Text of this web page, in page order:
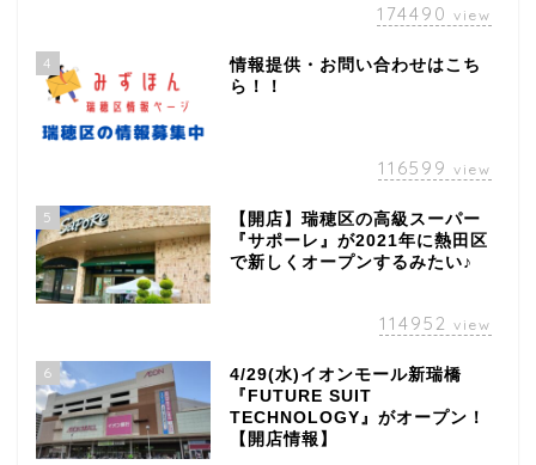
174490 view
4
情報提供・お問い合わせはこち
ら！！
116599 view
5
【開店】瑞穂区の高級スーパー
『サポーレ』が2021年に熱田区
で新しくオープンするみたい♪
114952 view
6
4/29(水)イオンモール新瑞橋
『FUTURE SUIT
TECHNOLOGY』がオープン！
【開店情報】